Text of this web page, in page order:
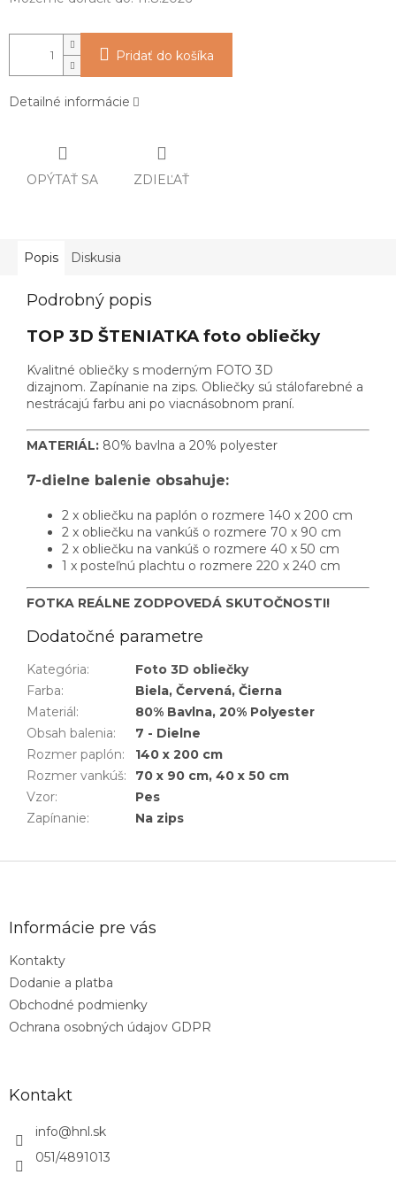
Pridať do košíka
Detailné informácie
OPÝTAŤ SA ZDIEĽAŤ
Popis Diskusia
Podrobný popis
TOP 3D ŠTENIATKA foto obliečky
Kvalitné obliečky s moderným FOTO 3D
dizajnom. Zapínanie na zips. Obliečky sú stálofarebné a
nestrácajú farbu ani po viacnásobnom praní.
MATERIÁL: 80% bavlna a 20% polyester
7-dielne balenie obsahuje:
2 x obliečku na paplón o rozmere 140 x 200 cm
2 x obliečku na vankúš o rozmere 70 x 90 cm
2 x obliečku na vankúš o rozmere 40 x 50 cm
1 x posteľnú plachtu o rozmere 220 x 240 cm
FOTKA REÁLNE ZODPOVEDÁ SKUTOČNOSTI!
Dodatočné parametre
Kategória:
Foto 3D obliečky
Farba:
Biela, Červená, Čierna
Materiál:
80% Bavlna, 20% Polyester
Obsah balenia:
7 - Dielne
Rozmer paplón:
140 x 200 cm
Rozmer vankúš:
70 x 90 cm, 40 x 50 cm
Vzor:
Pes
Zapínanie: Na zips
Informácie pre vás
Kontakty
Dodanie a platba
Obchodné podmienky
Ochrana osobných údajov GDPR
Kontakt
info@hnl.sk
051/4891013